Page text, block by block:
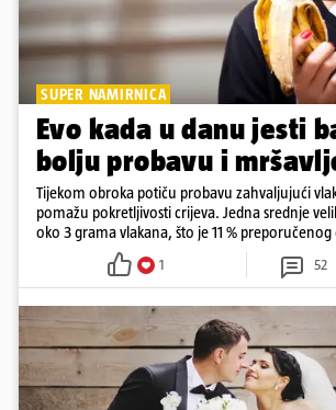
SUPER NAMIRNICA
Evo kada u danu jesti
bolju probavu i
Tijekom obroka potiču probavu zahvaljujući
pomažu pokretljivosti crijeva. Jedna srednje
oko 3 grama vlakana, što je 11 %
1 52